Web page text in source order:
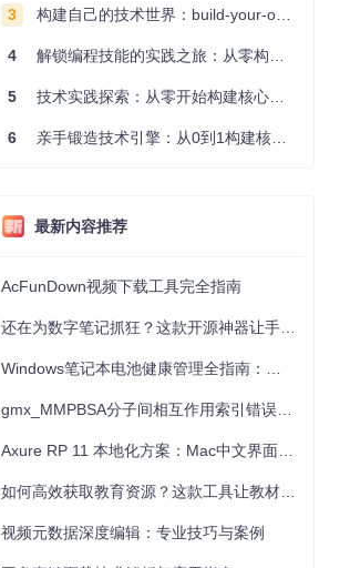
3 构建自己的技术世界：build-your-own-x项目的实践探索指南
4 解锁编程技能的实践之旅：从零构建你的技术世界
5 技术实践探索：从零开始构建核心系统的实践指南
6 亲手锻造技术引擎：从0到1构建核心系统的实践指南
最新内容推荐
AcFunDown视频下载工具完全指南
视频元数据深度编辑：专业技巧与案例